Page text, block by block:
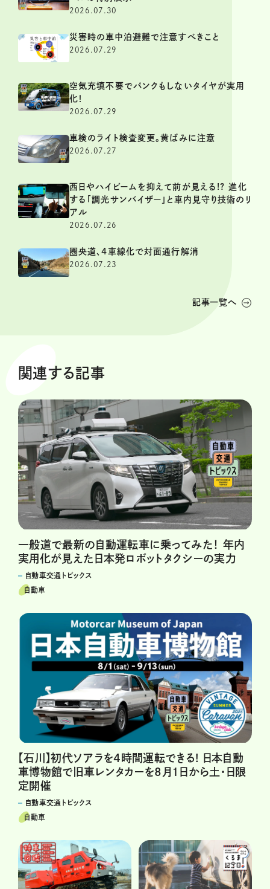
2026.07.30
災害時の車中泊避難で注意すべきこと
2026.07.29
空気充填不要でパンクもしないタイヤが実用
化！
2026.07.29
車検のライト検査変更。黄ばみに注意
2026.07.27
西日やハイビームを抑えて前が見える!? 進化
する「調光サンバイザー」と車内見守り技術のリ
アル
2026.07.26
圏央道、4車線化で対面通行解消
2026.07.23
記事一覧へ
関連する記事
一般道で最新の自動運転車に乗ってみた！ 年内
実用化が見えた日本発ロボットタクシーの実力
自動車交通トピックス
自動車
【石川】初代ソアラを4時間運転できる! 日本自動
車博物館で旧車レンタカーを8月1日から土・日限
定開催
自動車交通トピックス
自動車